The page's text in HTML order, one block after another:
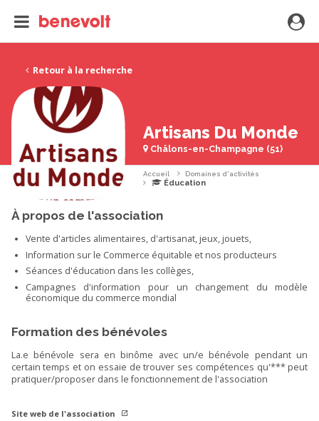
Retour à la recherche
Artisans Du Monde
Châlons-en-Champagne (51)
Accueil Domaines d'activités
Éducation
À propos de l'association
Vente d'articles alimentaires, d'artisanat, jeux, jouets,
Information sur le Commerce équitable et nos producteurs
Séances d'éducation dans les collèges,
Campagnes d'information pour un changement du modèle
économique du commerce mondial
Formation des bénévoles
La.e bénévole sera en binôme avec un/e bénévole pendant un
certain temps et on essaie de trouver ses compétences qu'*** peut
pratiquer/proposer dans le fonctionnement de l'association
Site web de l'association